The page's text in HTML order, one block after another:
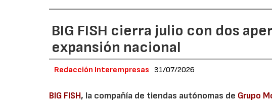
BIG FISH cierra julio con dos
expansión nacional
Redacción Interempresas 31/07/2026
BIG FISH, la compañía de tiendas autónomas de Grupo